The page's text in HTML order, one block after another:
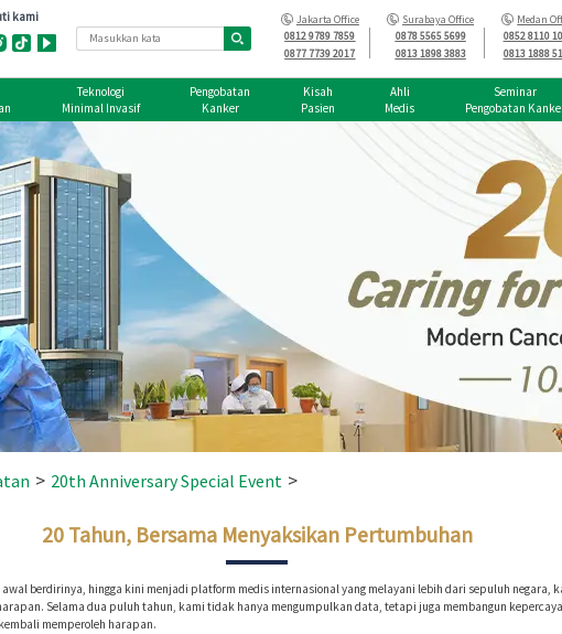
Jakarta Office
0812 9789 7859
0877 7739 2017
Surabaya Office
0878 5565 5699
0813 1898 3883
Medan
0852 8110
0813 1888
Teknologi
Minimal Invasif
Pengobatan
Kanker
Kisah
Pasien
Ahli
Medis
Seminar
Pengobatan
> 20th Anniversary Special Event >
20 Tahun, Bersama Menyaksikan Pertumbuhan
berdirinya, hingga kini menjadi platform medis internasional yang melayani lebih dari sepuluh negara,
Selama dua puluh tahun, kami tidak hanya mengumpulkan data, tetapi juga membangun
memperoleh harapan.